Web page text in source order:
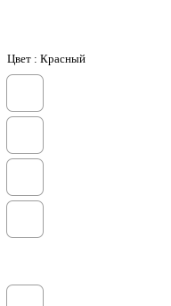
Цвет : Красный